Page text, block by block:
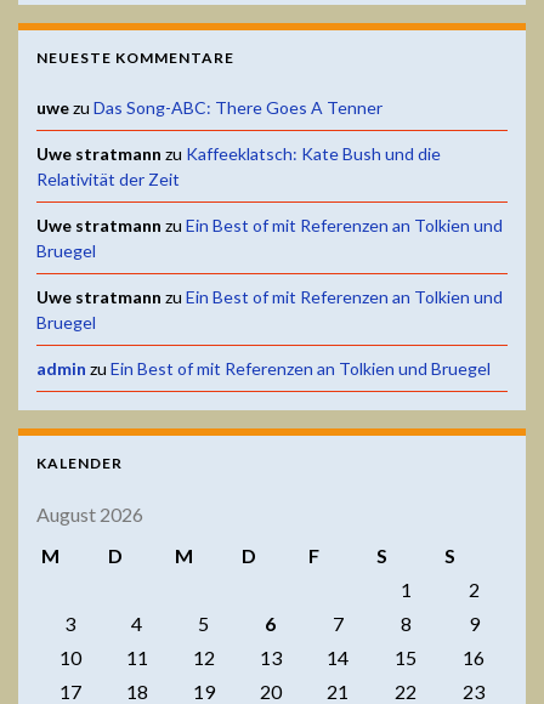
NEUESTE KOMMENTARE
uwezu Das Song-ABC: There Goes A Tenner
Uwe stratmann zu Kaffeeklatsch: Kate Bush und die
Relativität der Zeit
Uwe stratmann zu Ein Best of mit Referenzen an Tolkien und
Bruegel
Uwe stratmann zu Ein Best of mit Referenzen an Tolkien und
Bruegel
admin zu Ein Best of mit Referenzen an Tolkien und Bruegel
KALENDER
August 2026
M
D M D F S
S
1
2
3
4 5 6 7 8
9
10
11 12 13 14 15
16
17
18 19 20 21 22
23